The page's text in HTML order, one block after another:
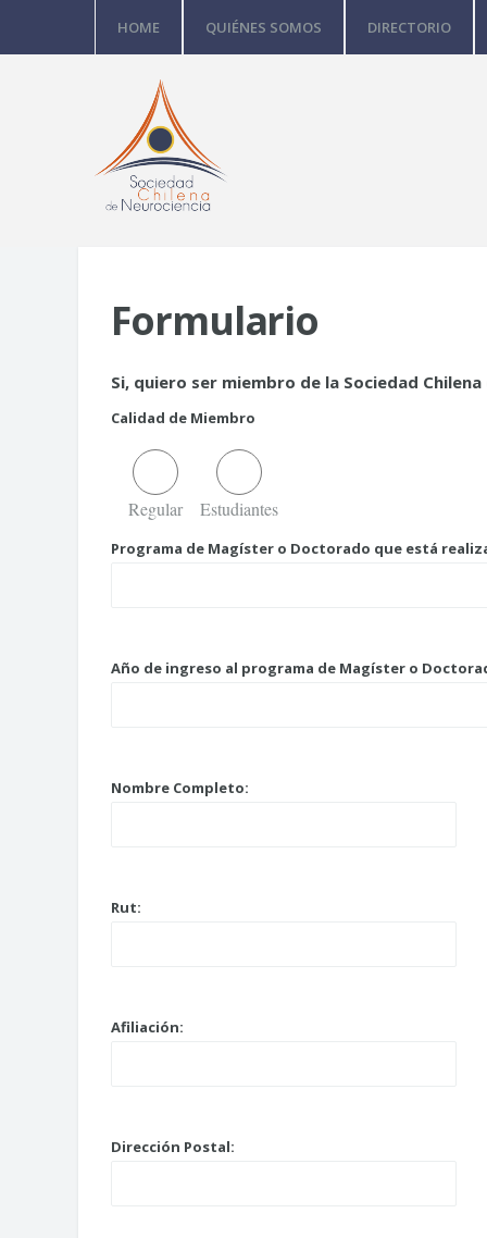
HOME QUIÉNES SOMOS DIRECTORIO
Formulario
Si, quiero ser miembro de la Sociedad
Calidad de Miembro
Regular Estudiantes
Programa de Magíster o Doctorado que está
Año de ingreso al programa de Magíster o
Nombre Completo:
Rut:
Afiliación:
Dirección Postal: